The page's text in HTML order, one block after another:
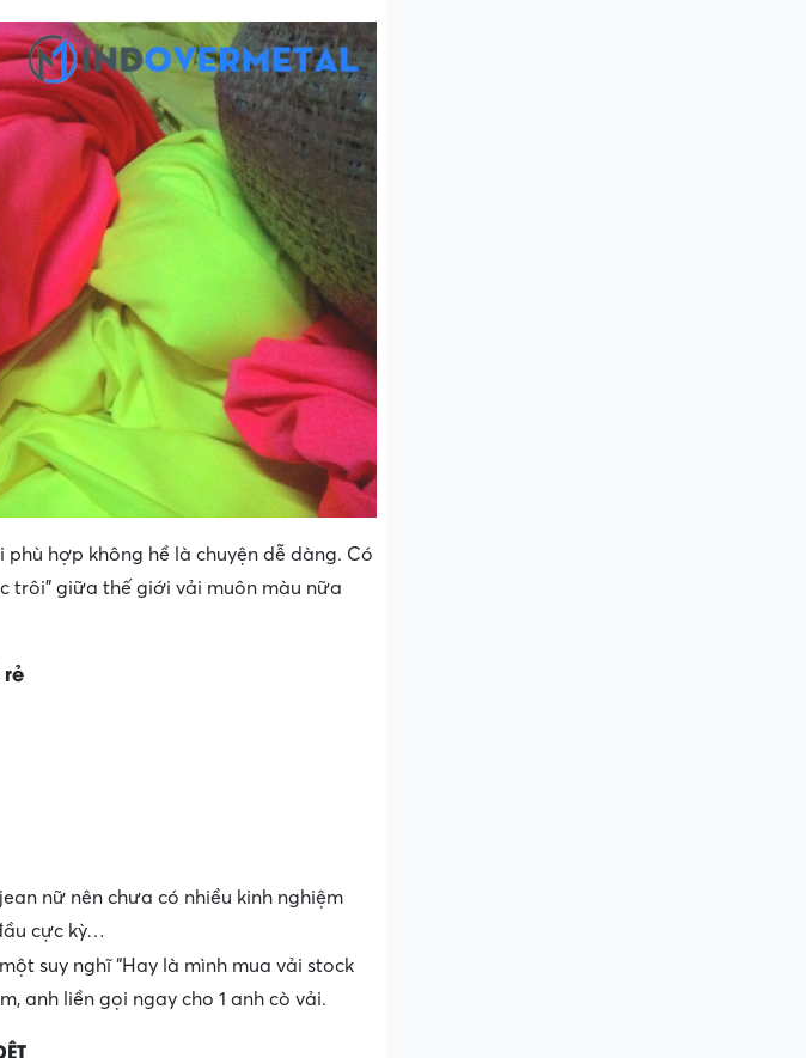
phù hợp không hề là chuyện dễ dàng. Có
trôi” giữa thế giới vải muôn màu nữa
nữ nên chưa có nhiều kinh nghiệm
cực kỳ…
suy nghĩ “Hay là mình mua vải stock
anh liền gọi ngay cho 1 anh cò vải.